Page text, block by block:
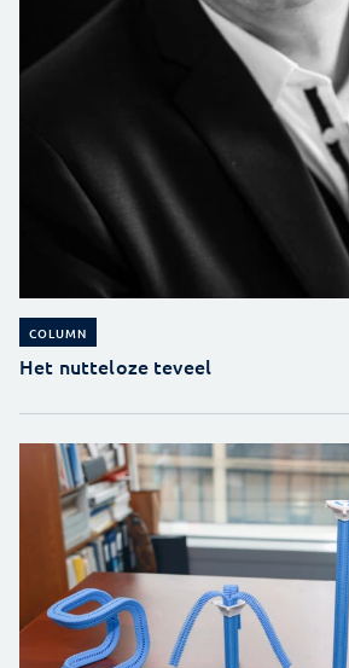
COLUMN
Het nutteloze teveel